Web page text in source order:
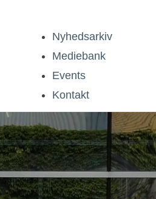
Nyhedsarkiv
Mediebank
Events
Kontakt